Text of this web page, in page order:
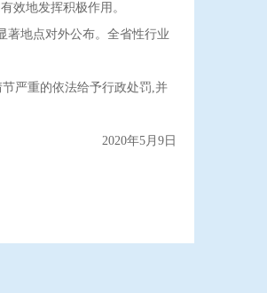
效地发挥积极作用。
地点对外公布。全省性行业
严重的依法给予行政处罚,并
2020年5月9日